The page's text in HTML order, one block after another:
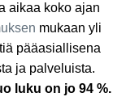
aikaa koko ajan
mukaan yli
pääasiallisena
ja palveluista.
luku on jo 94 %.